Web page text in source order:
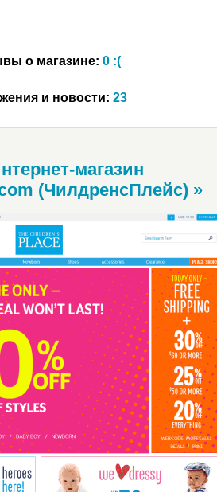
о магазине: 0 :(
и новости: 23
магазин
(ЧилдренсПлейс) »